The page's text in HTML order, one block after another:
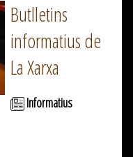
Butlletins
informatius de
La Xarxa
Informatius